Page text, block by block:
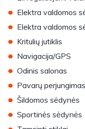
• Elektra valdomos
• Elektra valdomos
• Kritulių jutiklis
• Navigacija/GPS
• Odinis salonas
• Pavarų
• Šildomos sėdynės
• Sportinės sėdynės